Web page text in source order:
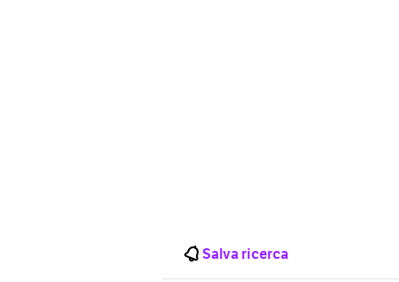
Salva ricerca